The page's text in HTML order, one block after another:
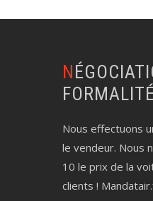
NÉGOCIATION
Nous effectuons
le vendeur. Nous
10 le prix de la
clients !